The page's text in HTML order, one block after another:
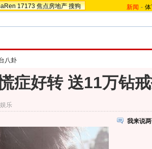
17173 焦点房地产 搜狗 新闻 -
八卦
症好转 送11万钻
乐
我来说